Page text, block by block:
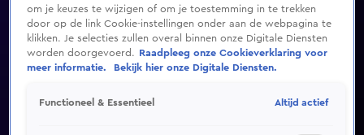
om je keuzes te wijzigen of om je toestemming in te trekken
door op de link Cookie-instellingen onder aan de webpagina te
klikken. Je selecties zullen overal binnen onze Digitale Diensten
worden doorgevoerd.
Raadpleeg onze Cookieverklaring voor
meer informatie.
Bekijk hier onze Digitale Diensten.
Functioneel & Essentieel Altijd actief